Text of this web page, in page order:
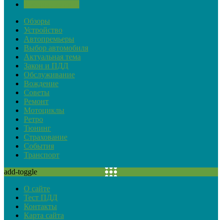
Обзоры
Устройство
Автопремьеры
Выбор автомобиля
Актуальная тема
Закон и ПДД
Обслуживание
Вождение
Советы
Ремонт
Мотоциклы
Ретро
Тюнинг
Страхование
События
Транспорт
add-toggle
О сайте
Тест ПДД
Контакты
Карта сайта